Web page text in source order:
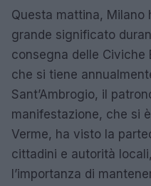
Questa mattina, Milano
grande significato
consegna delle Civiche
che si tiene
Sant’Ambrogio, il
manifestazione, che si
Verme, ha visto la
cittadini e autorità
l’importanza di